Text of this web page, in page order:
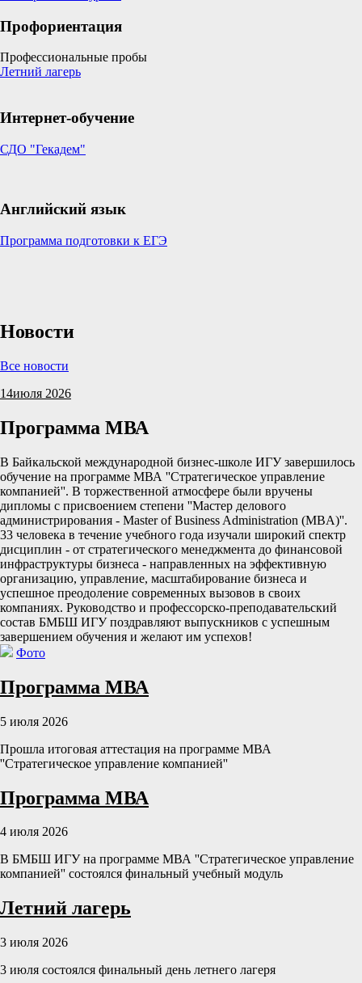
Профориентация
Профессиональные пробы
Летний лагерь
Интернет-обучение
СДО "Гекадем"
Английский язык
Программа подготовки к ЕГЭ
Новости
Все новости
14июля 2026
Программа МВА
В Байкальской международной бизнес-школе ИГУ завершилось
обучение на программе МВА ''Стратегическое управление
компанией''. В торжественной атмосфере были вручены
дипломы с присвоением степени ''Мастер делового
администрирования - Master of Business Administration (MBA)''.
33 человека в течение учебного года изучали широкий спектр
дисциплин - от стратегического менеджмента до финансовой
инфраструктуры бизнеса - направленных на эффективную
организацию, управление, масштабирование бизнеса и
успешное преодоление современных вызовов в своих
компаниях. Руководство и профессорско-преподавательский
состав БМБШ ИГУ поздравляют выпускников с успешным
завершением обучения и желают им успехов!
Фото
Программа МВА
5 июля 2026
Прошла итоговая аттестация на программе МВА
''Стратегическое управление компанией''
Программа МВА
4 июля 2026
В БМБШ ИГУ на программе МВА ''Стратегическое управление
компанией'' состоялся финальный учебный модуль
Летний лагерь
3 июля 2026
3 июля состоялся финальный день летнего лагеря